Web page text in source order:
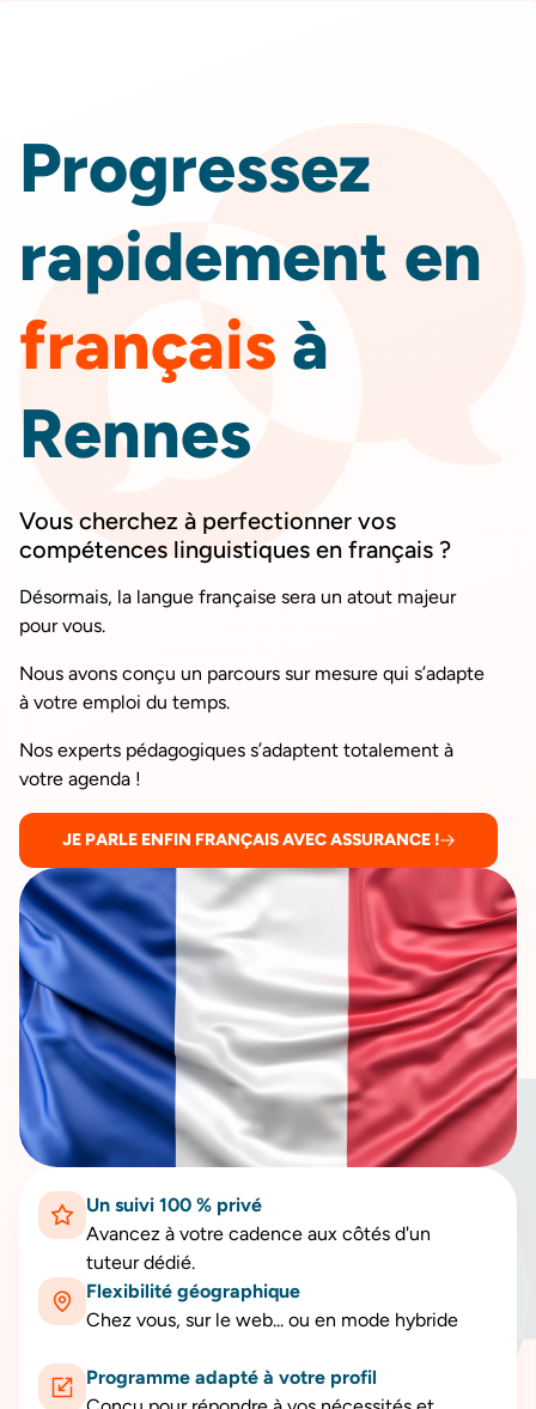
Progressez
rapidement en
français à
Rennes
Vous cherchez à perfectionner vos
compétences linguistiques en français ?
Désormais, la langue française sera un atout majeur
pour vous.
Nous avons conçu un parcours sur mesure qui s’adapte
à votre emploi du temps.
Nos experts pédagogiques s’adaptent totalement à
votre agenda !
JE PARLE ENFIN FRANÇAIS AVEC ASSURANCE !
Un suivi 100 % privé
Avancez à votre cadence aux côtés d'un
tuteur dédié.
Flexibilité géographique
Chez vous, sur le web... ou en mode hybride
Programme adapté à votre profil